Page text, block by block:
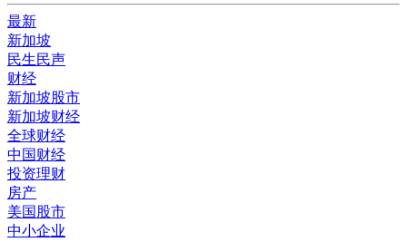
最新
新加坡
民生民声
财经
新加坡股市
新加坡财经
全球财经
中国财经
投资理财
房产
美国股市
中小企业